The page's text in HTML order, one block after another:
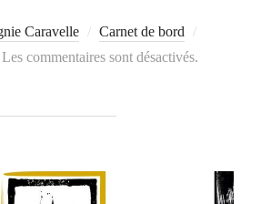
Caravelle Carnet de bord
Les commentaires sont désactivés.